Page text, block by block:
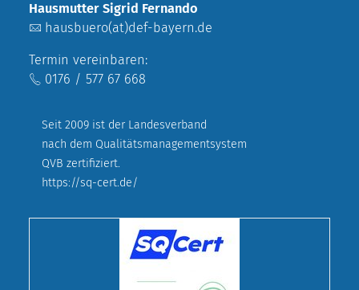
Hausmutter Sigrid Fernando
hausbuero(at)def-bayern.de
Termin vereinbaren:
0176 / 577 67 668
Seit 2009 ist der Landesverband
nach dem Qualitätsmanagementsystem
QVB zertifiziert.
https://sq-cert.de/